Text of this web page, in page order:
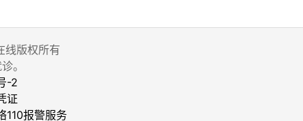
版权所有
。
-2
证
110报警服务